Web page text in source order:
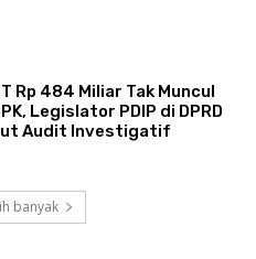
Rp 484 Miliar Tak Muncul
Legislator PDIP di DPRD
Audit Investigatif
banyak